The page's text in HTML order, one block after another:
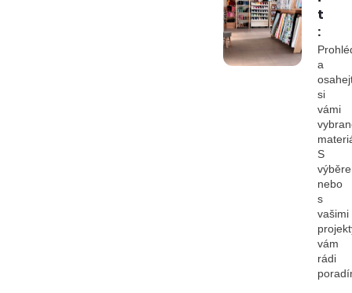
t
:
a
si
vámi
S
nebo
s
vašimi
vám
rádi